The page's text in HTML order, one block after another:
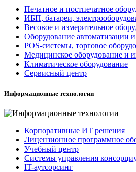
Печатное и постпечатное
ИБП, батареи,
Весовое и измерительное
Оборудование автоматизации
POS-системы, торговое
Медицинское оборудование и
Климатическое оборудование
Сервисный центр
Информационные технологии
Корпоративные ИТ решения
Лицензионное программное
Учебный центр
Системы управления
IT-аутсорсинг